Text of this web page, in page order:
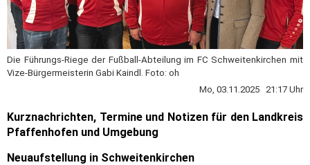
Die Führungs-Riege der Fußball-Abteilung im FC Schweitenkirchen mit
Vize-Bürgermeisterin Gabi Kaindl. Foto: oh
Mo, 03.11.2025 21:17 Uhr
Kurznachrichten, Termine und Notizen für den Landkreis
Pfaffenhofen und Umgebung
Neuaufstellung in Schweitenkirchen